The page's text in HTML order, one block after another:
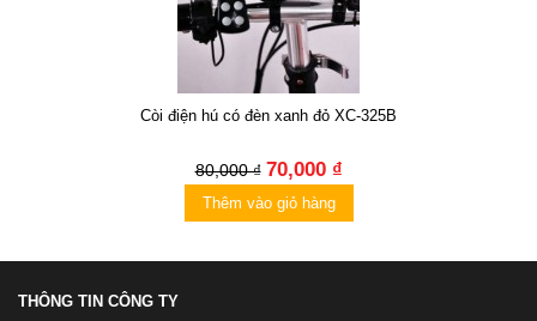
Còi điện hú có đèn xanh đỏ XC-325B
80,000 ₫ 70,000 ₫
Thêm vào giỏ hàng
THÔNG TIN CÔNG TY